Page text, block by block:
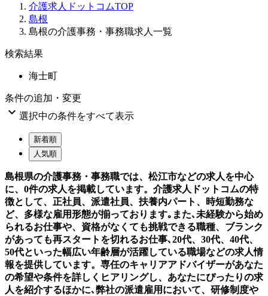
介護求人ドットコムTOP
島根
島根の介護事務・事務職求人一覧
検索結果
海士町
条件の追加・変更
 選択中の条件をすべて表示
新着順
人気順
島根県の介護事務・事務職では、松江市などの求人を中心
に、0件の求人を掲載しています。介護求人ドットコムの特
徴として、正社員、派遣社員、扶養内パート、時短勤務な
ど、多様な雇用形態が揃っております｡また､未経験から始め
られるお仕事や、資格がなくても挑戦できる職種、ブランク
があっても再スタートを切れるお仕事､20代、30代、40代、
50代といった幅広い年齢層が活躍している職場などの求人情
報を提供しています。専任のキャリアアドバイザーがあなた
の希望や条件を詳しくヒアリングし、あなたにぴったりの求
人を紹介するほかに､弊社の派遣雇用において、研修制度や